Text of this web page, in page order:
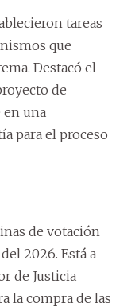
tareas
que
Destacó el
de
en una
para el proceso
de votación
2026. Está a
de Justicia
la compra de las